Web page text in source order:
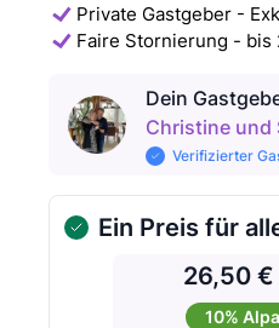
Private Gastgeber -
Faire Stornierung - bis
Dein
Christine und
Verifizierter
Ein Preis für
26,50 €
10%